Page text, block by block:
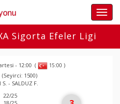
Sigorta Efeler Ligi
- 12:00 ( 15:00 )
(Seyirci: 1500)
S. - SALDUZ F.
22/25